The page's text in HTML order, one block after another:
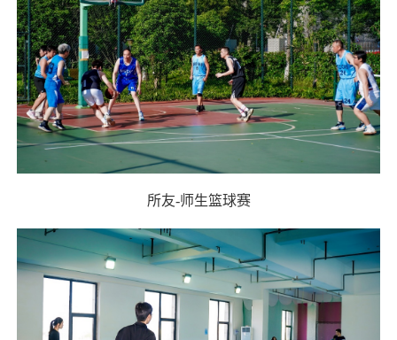
所友-师生篮球赛